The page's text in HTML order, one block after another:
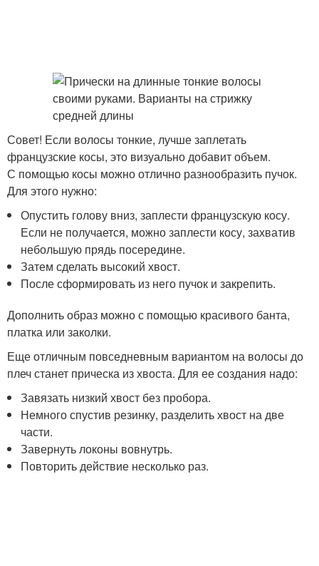
Совет! Если волосы тонкие, лучше заплетать
французские косы, это визуально добавит объем.
С помощью косы можно отлично разнообразить пучок.
Для этого нужно:
Опустить голову вниз, заплести французскую косу.
Если не получается, можно заплести косу, захватив
небольшую прядь посередине.
Затем сделать высокий хвост.
После сформировать из него пучок и закрепить.
Дополнить образ можно с помощью красивого банта,
платка или заколки.
Еще отличным повседневным вариантом на волосы до
плеч станет прическа из хвоста. Для ее создания надо:
Завязать низкий хвост без пробора.
Немного спустив резинку, разделить хвост на две
части.
Завернуть локоны вовнутрь.
Повторить действие несколько раз.